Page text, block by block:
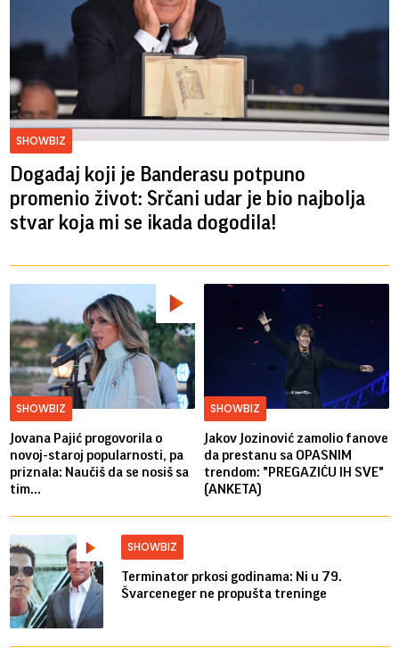
SHOWBIZ
Događaj koji je Banderasu potpuno
promenio život: Srčani udar je bio najbolja
stvar koja mi se ikada dogodila!
SHOWBIZ
Jovana Pajić progovorila o
novoj-staroj popularnosti, pa
priznala: Naučiš da se nosiš sa
tim...
SHOWBIZ
Jakov Jozinović zamolio fanove
da prestanu sa OPASNIM
trendom: "PREGAZIĆU IH SVE"
(ANKETA)
SHOWBIZ
Terminator prkosi godinama: Ni u 79.
Švarceneger ne propušta treninge